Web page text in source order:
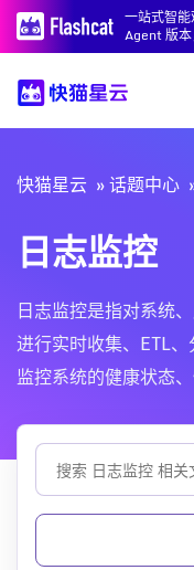
一站式智
Agent 版
快猫星云 话题中心
日志监控
日志监控是指对系统
进行实时收集、ETL
监控系统的健康状态